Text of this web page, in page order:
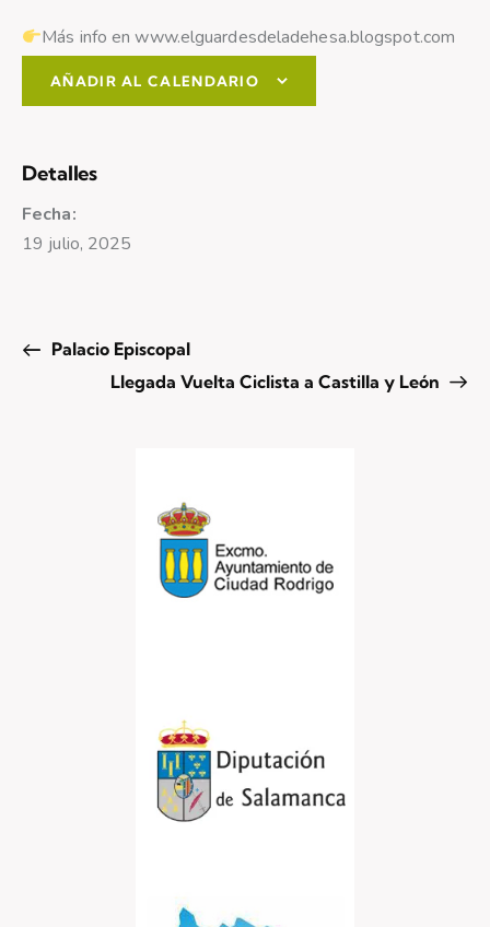
Más info en www.elguardesdeladehesa.blogspot.com
AÑADIR AL CALENDARIO
Detalles
Fecha:
19 julio, 2025
Palacio Episcopal
Llegada Vuelta Ciclista a Castilla y León